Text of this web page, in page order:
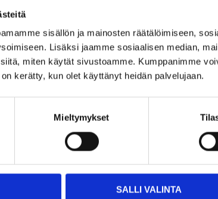
sisällön ja mainosten räätälöimiseen,
Lisäksi jaamme sosiaalisen median,
miten käytät sivustoamme. Kumppanimme
kerätty, kun olet käyttänyt heidän palvelujaan.
Mieltymykset
SALLI VALINTA